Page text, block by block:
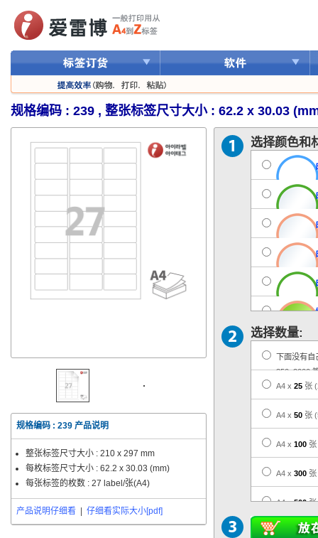
规格编码 : 239 , 整张标签尺寸大小 : 62.2 x 30.03
规格编码 : 239 产品说明
整张标签尺寸大小 : 210 x 297 mm
每枚标签尺寸大小 : 62.2 x 30.03 (mm)
每张标签的枚数 : 27 label/张(A4)
产品说明仔细看 仔细看实际大小[pdf]
选择颜色和
选择数量:
下面没有自
350, 2000
A4 x 25 张
A4 x 50 张
A4 x 100 张
A4 x 300 张
A4 x500张
1,000